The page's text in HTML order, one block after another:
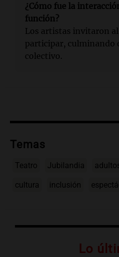
¿Cómo fue la
función?
Los artistas invitaron
participar, culminando
colectivo.
Temas
Teatro Jubilandia
cultura inclusión
Lo